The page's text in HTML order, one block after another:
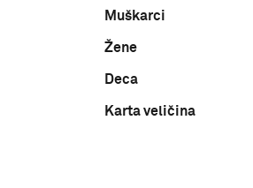
Muškarci
Žene
Deca
Karta veličina